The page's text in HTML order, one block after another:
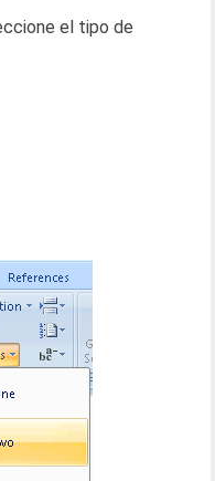
el tipo de